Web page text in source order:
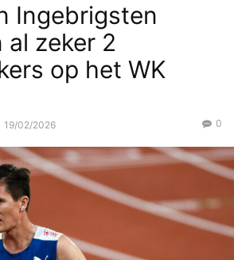
Ingebrigsten
zeker 2
op het WK
19/02/2026 0